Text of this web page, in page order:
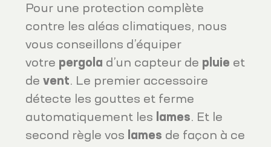
Pour une protection complète
contre les aléas climatiques, nous
vous conseillons d’équiper
votre pergola d’un capteur de pluie et
devent. Le premier accessoire
détecte les gouttes et ferme
automatiquement les lames. Et le
second règle vos lames de façon à ce